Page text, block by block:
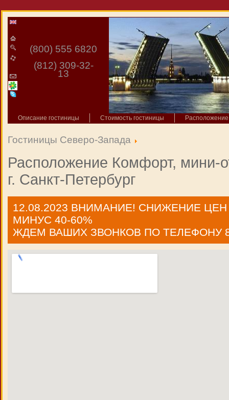
(800) 555 6820
(812) 309-32-
13
Описание гостиницы Стоимость гостиницы
Гостиницы Северо-Запада
Расположение Комфорт, мини-
г. Санкт-Петербург
12.08.2023 ВНИМАНИЕ! СНИЖЕНИЕ
МИНУС 40-60%
ЖДЕМ ВАШИХ ЗВОНКОВ ПО ТЕЛЕФОНУ 8